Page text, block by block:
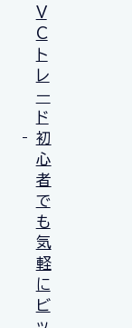
V
C
ト
レ
ー
ド
初
心
者
で
も
気
軽
に
ビ